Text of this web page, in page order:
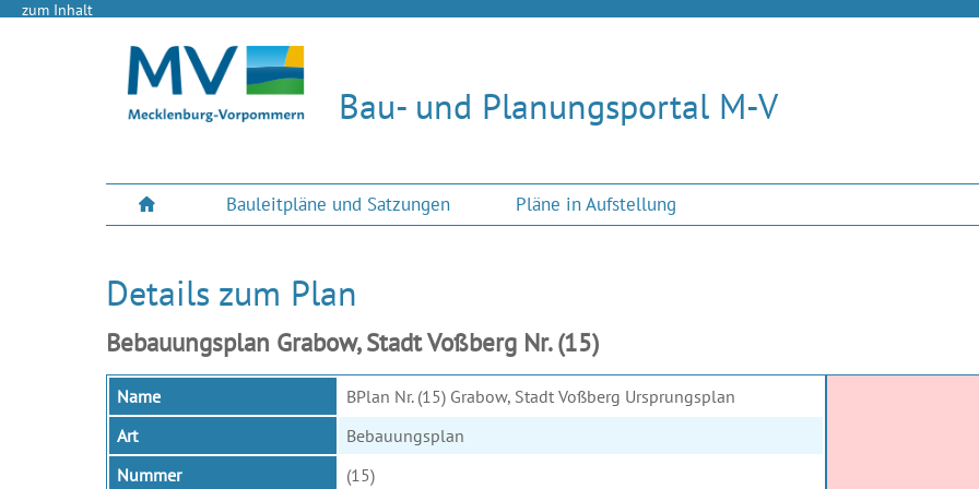
zum Inhalt
Bau- und Planungsportal M-V
Bauleitpläne und Satzungen Pläne in Aufstellung
Details zum Plan
Bebauungsplan Grabow, Stadt Voßberg Nr. (15)
Name
BPlan Nr. (15) Grabow, Stadt Voßberg Ursprungsplan
Art
Bebauungsplan
Nummer
(15)